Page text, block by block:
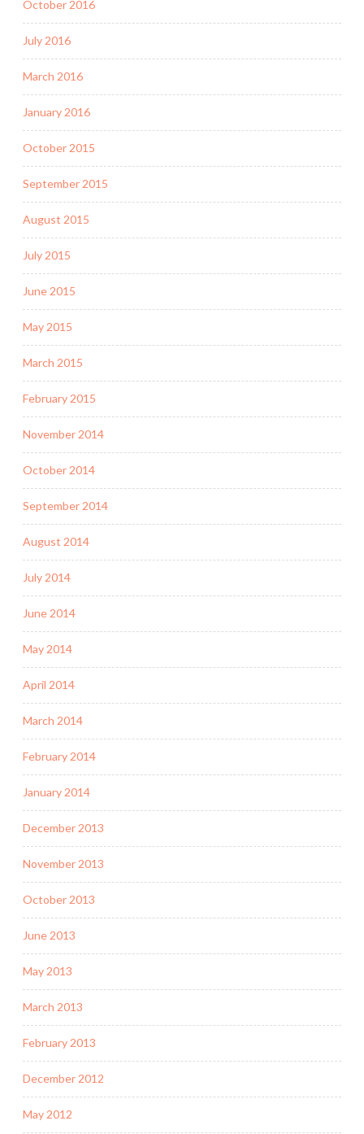
October 2016
July 2016
March 2016
January 2016
October 2015
September 2015
August 2015
July 2015
June 2015
May 2015
March 2015
February 2015
November 2014
October 2014
September 2014
August 2014
July 2014
June 2014
May 2014
April 2014
March 2014
February 2014
January 2014
December 2013
November 2013
October 2013
June 2013
May 2013
March 2013
February 2013
December 2012
May 2012